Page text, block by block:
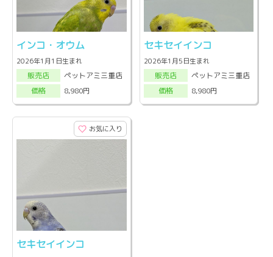
インコ・オウム
2026年1月1日生まれ
販売店
ペットアミ三重店
価格
8,980円
セキセイインコ
2026年1月5日生まれ
販売店
ペットアミ三重店
価格
8,980円
お気に入り
セキセイインコ